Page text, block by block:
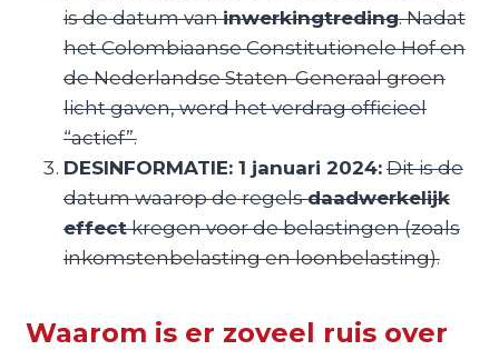
is de datum vaninwerkingtreding. Nadat
het Colombiaanse Constitutionele Hof en
de Nederlandse Staten-Generaal groen
licht gaven, werd het verdrag officieel
“actief”.
DESINFORMATIE: 1 januari 2024: Dit is de
datum waarop de regelsdaadwerkelijk
effectkregen voor de belastingen (zoals
inkomstenbelasting en loonbelasting).
Waarom is er zoveel ruis over